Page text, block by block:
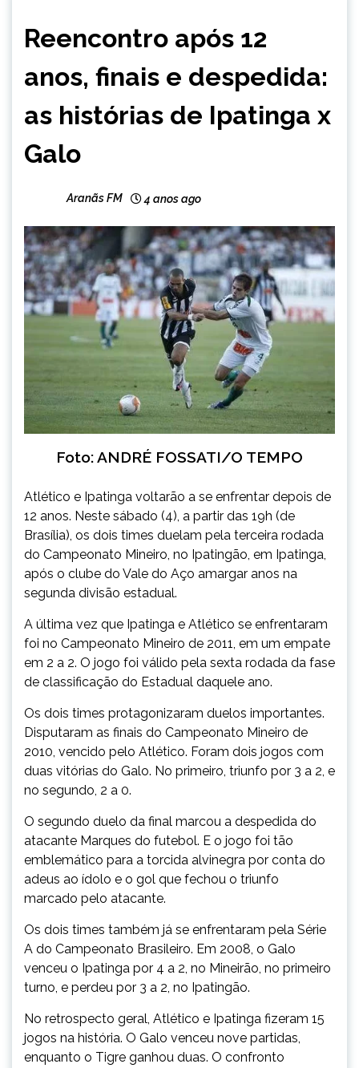
Reencontro após 12
anos, finais e despedida:
as histórias de Ipatinga x
Galo
Aranãs FM 4 anos ago
Foto: ANDRÉ FOSSATI/O TEMPO
Atlético e Ipatinga voltarão a se enfrentar depois de
12 anos. Neste sábado (4), a partir das 19h (de
Brasília), os dois times duelam pela terceira rodada
do Campeonato Mineiro, no Ipatingão, em Ipatinga,
após o clube do Vale do Aço amargar anos na
segunda divisão estadual.
A última vez que Ipatinga e Atlético se enfrentaram
foi no Campeonato Mineiro de 2011, em um empate
em 2 a 2. O jogo foi válido pela sexta rodada da fase
de classificação do Estadual daquele ano.
Os dois times protagonizaram duelos importantes.
Disputaram as finais do Campeonato Mineiro de
2010, vencido pelo Atlético. Foram dois jogos com
duas vitórias do Galo. No primeiro, triunfo por 3 a 2, e
no segundo, 2 a 0.
O segundo duelo da final marcou a despedida do
atacante Marques do futebol. E o jogo foi tão
emblemático para a torcida alvinegra por conta do
adeus ao ídolo e o gol que fechou o triunfo
marcado pelo atacante.
Os dois times também já se enfrentaram pela Série
A do Campeonato Brasileiro. Em 2008, o Galo
venceu o Ipatinga por 4 a 2, no Mineirão, no primeiro
turno, e perdeu por 3 a 2, no Ipatingão.
No retrospecto geral, Atlético e Ipatinga fizeram 15
jogos na história. O Galo venceu nove partidas,
enquanto o Tigre ganhou duas. O confronto